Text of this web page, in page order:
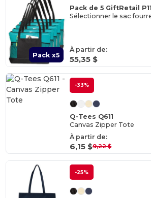
Pack x5
Pack de 5 GiftRetail
Sélectionner le sac
À partir de:
55,35 $
-33%
Q-Tees Q611
Canvas Zipper Tote
À partir de:
6,15 $9,22 $
-25%